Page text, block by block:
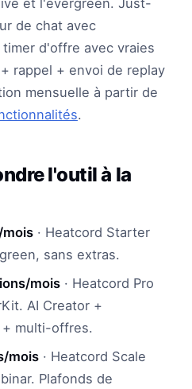
et l'evergreen. Just-
de chat avec
d'offre avec vraies
rappel + envoi de replay
mensuelle à partir de
.
l'outil à la
· Heatcord Starter
sans extras.
mois· Heatcord Pro
AI Creator +
+ multi-offres.
mois· Heatcord Scale
Plafonds de